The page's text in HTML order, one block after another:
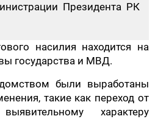
Президента РК
насилия находится на
государства и МВД.
были выработаны
такие как переход от
характеру